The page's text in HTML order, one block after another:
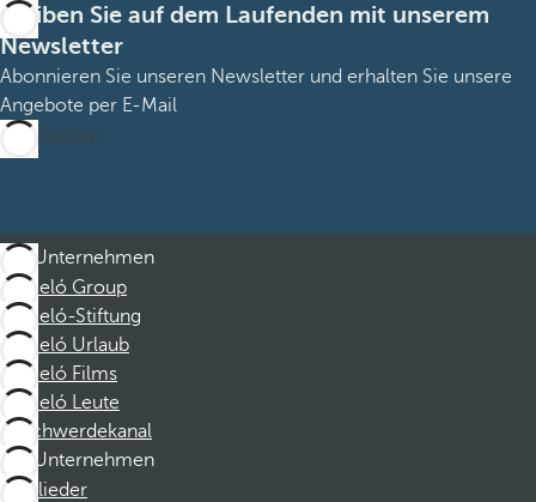
Bleiben Sie auf dem Laufenden mit unserem
Newsletter
Abonnieren Sie unseren Newsletter und erhalten Sie unsere
Angebote per E-Mail
Abonnieren
Unternehmen
Barceló Group
Barceló-Stiftung
Barceló Urlaub
Barceló Films
Barceló Leute
Beschwerdekanal
Unternehmen
Mitglieder